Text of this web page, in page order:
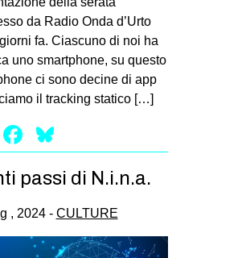
da Radio Onda d’Urto
fa. Ciascuno di noi ha
uno smartphone, su questo
ci sono decine di app
il tracking statico […]
Mastodon
Facebook
passi di N.i.n.a.
, 2024 - CULTURE